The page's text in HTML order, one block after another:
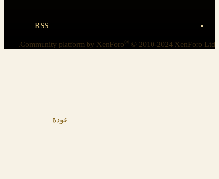
RSS
Community platform by XenForo® © 2010-2024 XenForo Ltd.
عودة